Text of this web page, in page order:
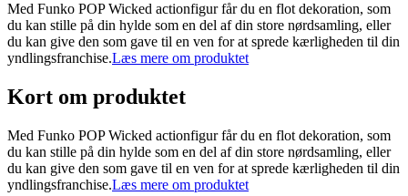
Med Funko POP Wicked actionfigur får du en flot dekoration, som
du kan stille på din hylde som en del af din store nørdsamling, eller
du kan give den som gave til en ven for at sprede kærligheden til din
yndlingsfranchise.Læs mere om produktet
Kort om produktet
Med Funko POP Wicked actionfigur får du en flot dekoration, som
du kan stille på din hylde som en del af din store nørdsamling, eller
du kan give den som gave til en ven for at sprede kærligheden til din
yndlingsfranchise.Læs mere om produktet